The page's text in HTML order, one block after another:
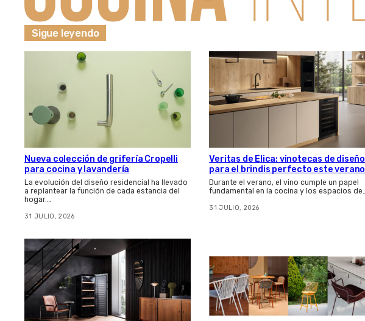
Sigue leyendo
Nueva colección de grifería Cropelli
para cocina y lavandería
La evolución del diseño residencial ha llevado
a replantear la función de cada estancia del
hogar.…
31 JULIO, 2026
Veritas de Elica: vinotecas de diseño
para el brindis perfecto este verano
Durante el verano, el vino cumple un papel
fundamental en la cocina y los espacios de…
31 JULIO, 2026